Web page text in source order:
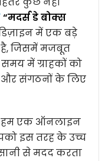
“मदर्स डे बोक्स
में एक बड़े
जिसमें मजबूत
में ग्राहकों को
और संगठनों के लिए
हम एक ऑनलाइन
इस तरह के उच्च
से मदद करता